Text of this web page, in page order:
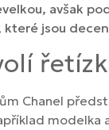
avšak
které jsou
Chanel
modelka